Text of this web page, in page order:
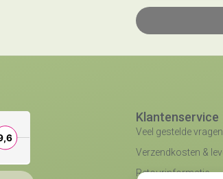
Klantenservice
Veel gestelde vragen
Verzendkosten &
Retourinformatie